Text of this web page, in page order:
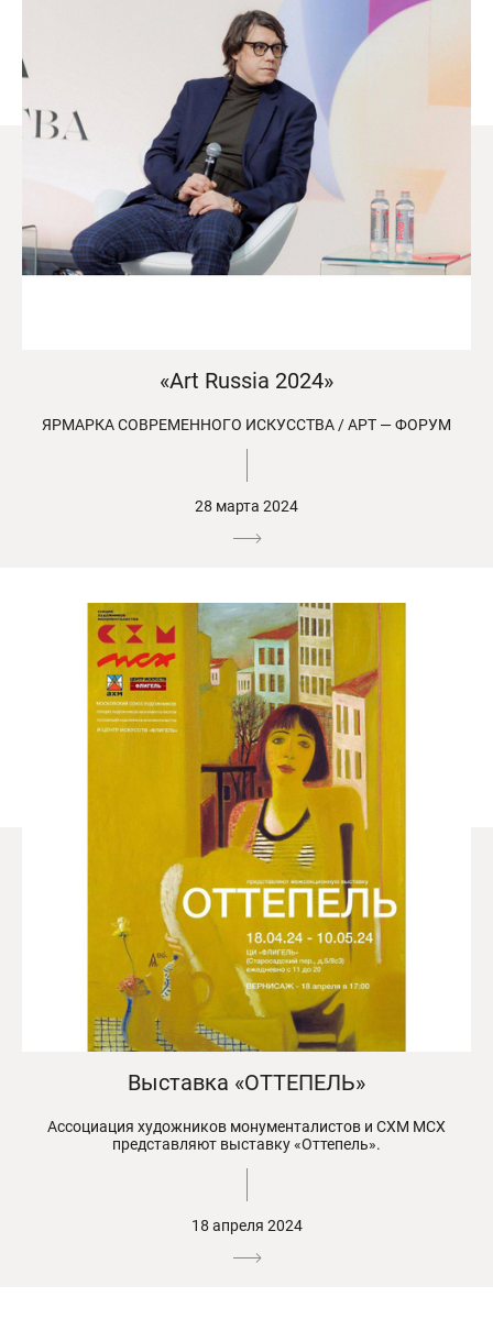
«Art Russia 2024»
ЯРМАРКА СОВРЕМЕННОГО ИСКУССТВА / АРТ — ФОРУМ
28 марта 2024
Выставка «ОТТЕПЕЛЬ»
Ассоциация художников монументалистов и СХМ МСХ
представляют выставку «Оттепель».
18 апреля 2024